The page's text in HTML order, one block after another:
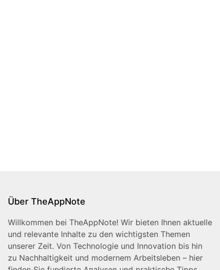
Über TheAppNote
Willkommen bei TheAppNote! Wir bieten Ihnen aktuelle
und relevante Inhalte zu den wichtigsten Themen
unserer Zeit. Von Technologie und Innovation bis hin
zu Nachhaltigkeit und modernem Arbeitsleben – hier